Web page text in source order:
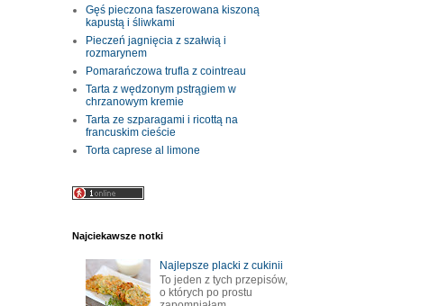
Gęś pieczona faszerowana kiszoną
kapustą i śliwkami
Pieczeń jagnięcia z szałwią i
rozmarynem
Pomarańczowa trufla z cointreau
Tarta z wędzonym pstrągiem w
chrzanowym kremie
Tarta ze szparagami i ricottą na
francuskim cieście
Torta caprese al limone
Najciekawsze notki
Najlepsze placki z cukinii
To jeden z tych przepisów,
o których po prostu